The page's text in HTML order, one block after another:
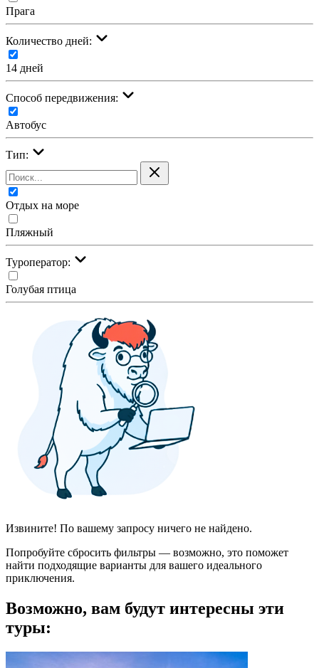
Прага
Количество дней:
14 дней
Cпособ передвижения:
Автобус
Тип:
Отдых на море
Пляжный
Туроператор:
Голубая птица
Извините! По вашему запросу ничего не найдено.
Попробуйте сбросить фильтры — возможно, это поможет
найти подходящие варианты для вашего идеального
приключения.
Возможно, вам будут интересны эти
туры: